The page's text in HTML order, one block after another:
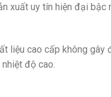
xuất uy tín hiện đại bậc
liệu cao cấp không gây
độ cao.